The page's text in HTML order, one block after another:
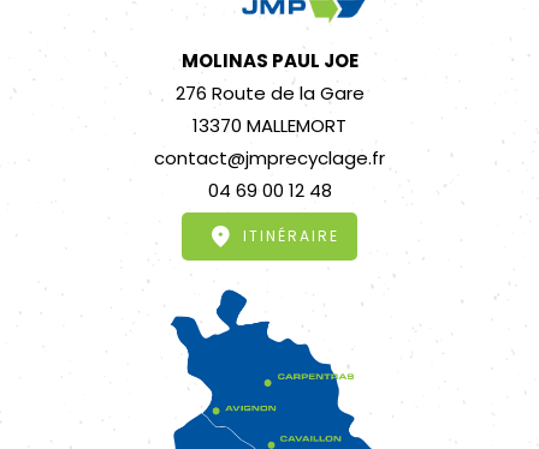
MOLINAS PAUL JOE
276 Route de la Gare
13370 MALLEMORT
contact@jmprecyclage.fr
04 69 00 12 48
ITINÉRAIRE